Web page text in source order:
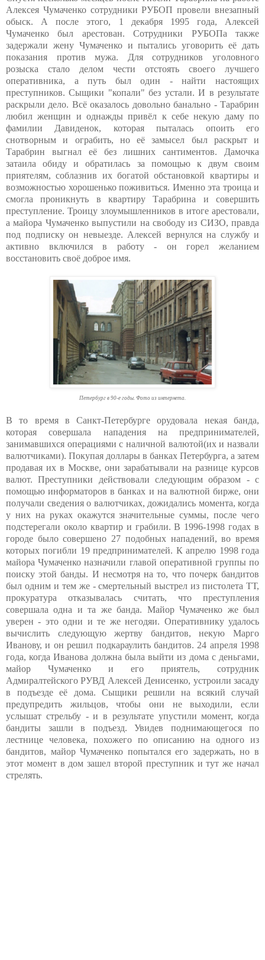
Алексея Чумаченко сотрудники РУБОП провели внезапный
обыск. А после этого, 1 декабря 1995 года, Алексей
Чумаченко был арестован. Сотрудники РУБОПа также
задержали жену Чумаченко и пытались уговорить её дать
показания против мужа. Для сотрудников уголовного
розыска стало делом чести отстоять своего лучшего
оперативника, а путь был один - найти настоящих
преступников. Сыщики "копали" без устали. И в результате
раскрыли дело. Всё оказалось довольно банально - Тарабрин
любил женщин и однажды привёл к себе некую даму по
фамилии Давиденок, которая пыталась опоить его
снотворным и ограбить, но её замысел был раскрыт и
Тарабрин выгнал её без лишних сантиментов. Дамочка
затаила обиду и обратилась за помощью к двум своим
приятелям, соблазнив их богатой обстановкой квартиры и
возможностью хорошенько поживиться. Именно эта троица и
смогла проникнуть в квартиру Тарабрина и совершить
преступление. Троицу злоумышленников в итоге арестовали,
а майора Чумаченко выпустили на свободу из СИЗО, правда
под подписку он невыезде. Алексей вернулся на службу и
активно включился в работу - он горел желанием
восстановить своё доброе имя.
Петербург в 90-е годы. Фото из интернета.
В то время в Санкт-Петербурге орудовала некая банда,
которая совершала нападения на предпринимателей,
занимавшихся операциями с наличной валютой(их и назвали
валютчиками). Покупая доллары в банках Петербурга, а затем
продавая их в Москве, они зарабатывали на разнице курсов
валют. Преступники действовали следующим образом - с
помощью информаторов в банках и на валютной бирже, они
получали сведения о валютчиках, дожидались момента, когда
у них на руках окажутся значительные суммы, после чего
подстерегали около квартир и грабили. В 1996-1998 годах в
городе было совершено 27 подобных нападений, во время
которых погибли 19 предпринимателей. К апрелю 1998 года
майора Чумаченко назначили главой оперативной группы по
поиску этой банды. И несмотря на то, что почерк бандитов
был одним и тем же - смертельный выстрел из пистолета ТТ,
прокуратура отказывалась считать, что преступления
совершала одна и та же банда. Майор Чумаченко же был
уверен - это одни и те же негодяи. Оперативнику удалось
вычислить следующую жертву бандитов, некую Марго
Иванову, и он решил подкараулить бандитов. 24 апреля 1998
года, когда Иванова должна была выйти из дома с деньгами,
майор Чумаченко и его приятель, сотрудник
Адмиралтейского РУВД Алексей Денисенко, устроили засаду
в подъезде её дома. Сыщики решили на всякий случай
предупредить жильцов, чтобы они не выходили, если
услышат стрельбу - и в результате упустили момент, когда
бандиты зашли в подъезд. Увидев поднимающегося по
лестнице человека, похожего по описанию на одного из
бандитов, майор Чумаченко попытался его задержать, но в
этот момент в дом зашел второй преступник и тут же начал
стрелять.